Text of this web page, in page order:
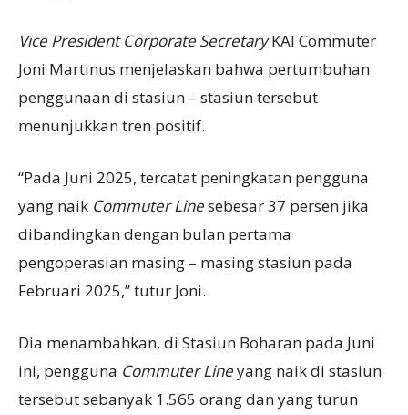
Vice PresidentCorporate SecretaryKAI Commuter
Joni Martinus menjelaskan bahwa pertumbuhan
penggunaan di stasiun – stasiun tersebut
menunjukkan tren positif.
“Pada Juni 2025, tercatat peningkatan pengguna
yang naik Commuter Linesebesar 37 persen jika
dibandingkan dengan bulan pertama
pengoperasian masing – masing stasiun pada
Februari 2025,” tutur Joni.
Dia menambahkan, di Stasiun Boharan pada Juni
ini, pengguna Commuter Lineyang naik di stasiun
tersebut sebanyak 1.565 orang dan yang turun